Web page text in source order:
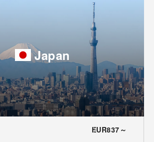
Japan
EUR837～